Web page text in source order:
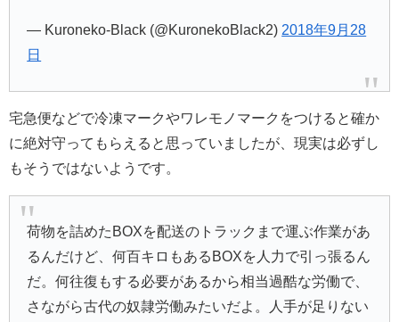
— Kuroneko-Black (@KuronekoBlack2) 2018年9月28
日
宅急便などで冷凍マークやワレモノマークをつけると確か
に絶対守ってもらえると思っていましたが、現実は必ずし
もそうではないようです。
荷物を詰めたBOXを配送のトラックまで運ぶ作業があ
るんだけど、何百キロもあるBOXを人力で引っ張るん
だ。何往復もする必要があるから相当過酷な労働で、
さながら古代の奴隷労働みたいだよ。人手が足りない